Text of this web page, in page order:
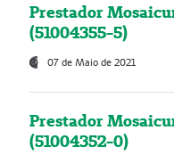
Prestador
(51004355-5)
07 de Maio de 2021
Prestador
(51004352-0)